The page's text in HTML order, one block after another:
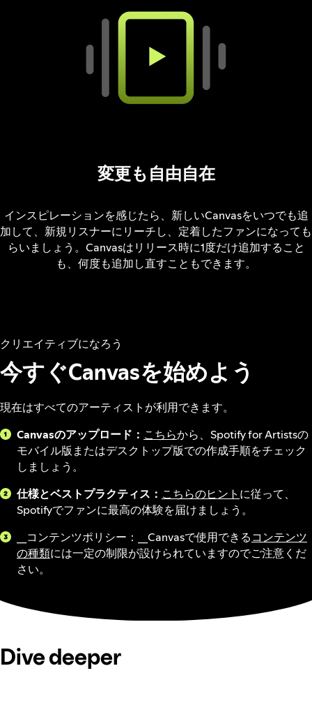
変更も自由自在
インスピレーションを感じたら、新しいCanvasをいつでも追
加して、新規リスナーにリーチし、定着したファンになっても
らいましょう。Canvasはリリース時に1度だけ追加すること
も、何度も追加し直すこともできます。
クリエイティブになろう
今すぐCanvasを始めよう
現在はすべてのアーティストが利用できます。
Canvasのアップロード： こちらから、Spotify for Artistsの
モバイル版またはデスクトップ版での作成手順をチェック
しましょう。
仕様とベストプラクティス： こちらのヒント に従って、
Spotifyでファンに最高の体験を届けましょう。
__コンテンツポリシー：__Canvasで使用できるコンテンツ
の種類には一定の制限が設けられていますのでご注意くだ
さい。
Dive deeper